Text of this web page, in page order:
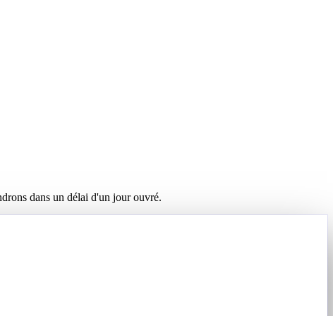
dans un délai d'un jour ouvré.